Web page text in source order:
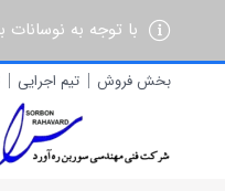
با توجه به
بخش فروش تیم اجرایی